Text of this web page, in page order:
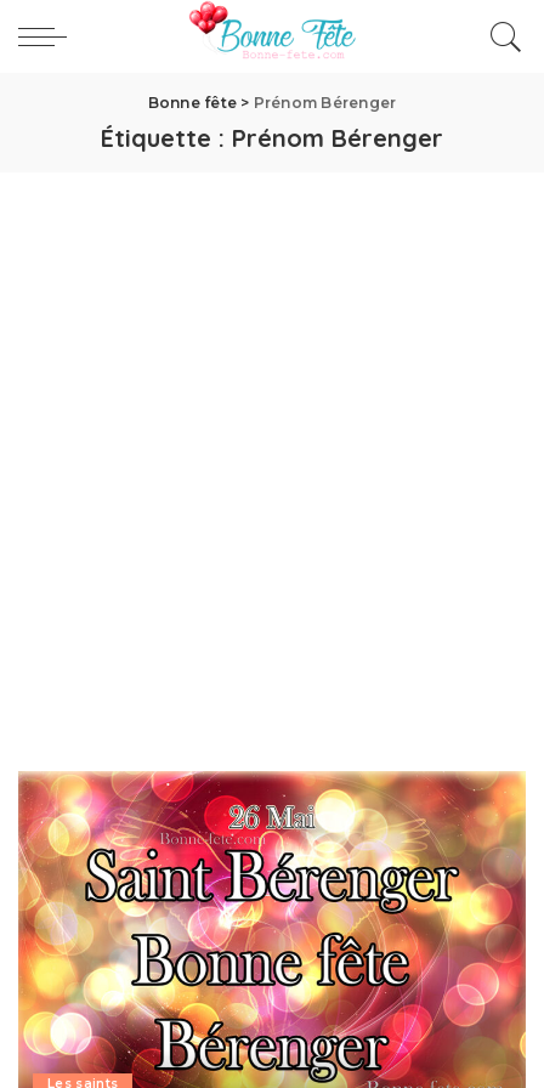
Bonne fête > Prénom Bérenger
Étiquette : Prénom Bérenger
Les saints